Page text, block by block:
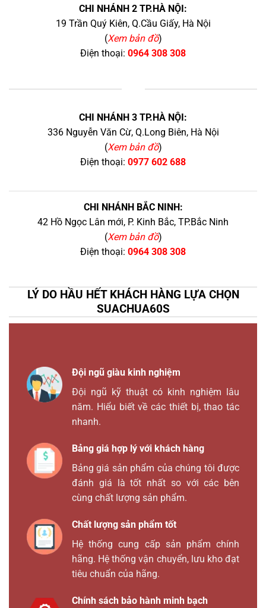
CHI NHÁNH 2 TP.HÀ NỘI:
19 Trần Quý Kiên, Q.Cầu Giấy, Hà Nội
(Xem bản đồ)
Điện thoại: 0964 308 308
CHI NHÁNH 3 TP.HÀ NỘI:
336 Nguyễn Văn Cừ, Q.Long Biên, Hà Nội
(Xem bản đồ)
Điện thoại: 0977 602 688
CHI NHÁNH BẮC NINH:
42 Hồ Ngọc Lân mới, P. Kinh Bắc, TP.Bắc Ninh
(Xem bản đồ)
Điện thoại: 0964 308 308
LÝ DO HẦU HẾT KHÁCH HÀNG LỰA CHỌN
SUACHUA60S
Đội ngũ giàu kinh nghiệm
Đội ngũ kỹ thuật có kinh nghiệm lâu
năm. Hiểu biết về các thiết bị, thao tác
nhanh.
Bảng giá hợp lý với khách hàng
Bảng giá sản phẩm của chúng tôi được
đánh giá là tốt nhất so với các bên
cùng chất lượng sản phẩm.
Chất lượng sản phẩm tốt
Hệ thống cung cấp sản phẩm chính
hãng. Hệ thống vận chuyển, lưu kho đạt
tiêu chuẩn của hãng.
Chính sách bảo hành minh bạch